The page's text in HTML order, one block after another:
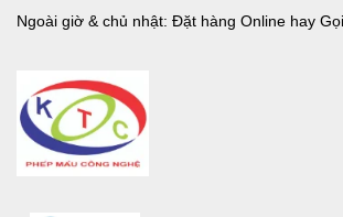
Ngoài giờ & chủ nhật: Đặt hàng Online hay